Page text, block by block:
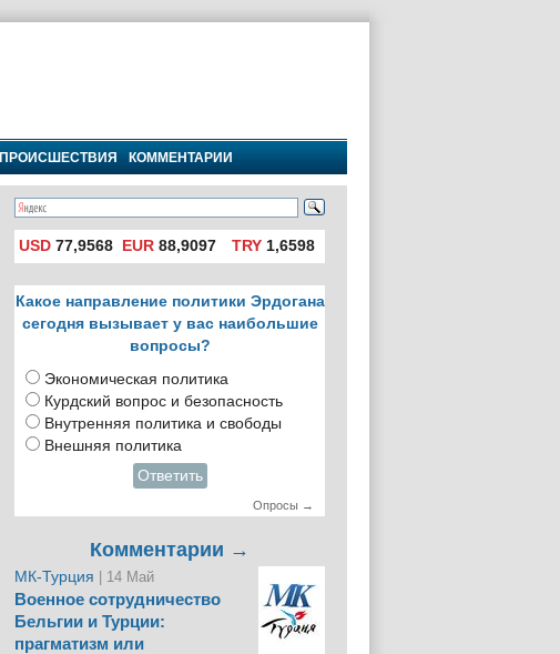
ПРОИСШЕСТВИЯ КОММЕНТАРИИ
USD 77,9568 EUR 88,9097 TRY1,6598
Какое направление политики Эрдогана
сегодня вызывает у вас наибольшие
вопросы?
Экономическая политика
Курдский вопрос и безопасность
Внутренняя политика и свободы
Внешняя политика
Ответить
Опросы →
Комментарии →
МК-Турция | 14 Май
Военное сотрудничество
Бельгии и Турции:
прагматизм или